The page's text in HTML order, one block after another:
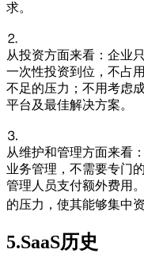
求。
⒉
从投资方面来看：企业
一次性投资到位，不占
不足的压力；不用考虑
平台及最佳解决方案。
⒊
从维护和管理方面来看
业务管理，不需要专门
管理人员支付额外费用
的压力，使其能够集中
5.SaaS历史